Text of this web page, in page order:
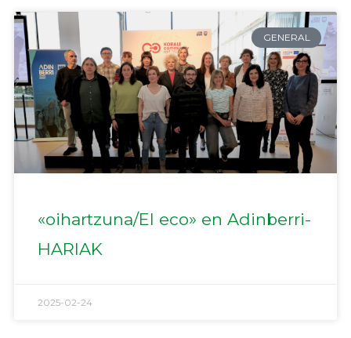
GENERAL
«oihartzuna/El eco» en Adinberri-
HARIAK
2025-02-24